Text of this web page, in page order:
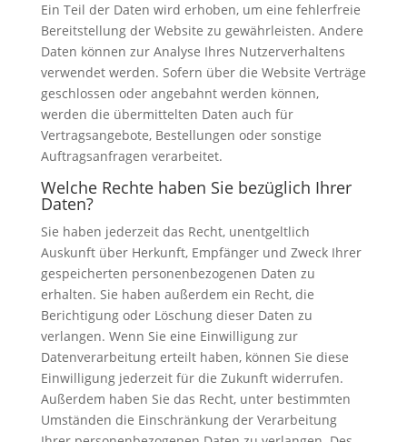
Ein Teil der Daten wird erhoben, um eine fehlerfreie
Bereitstellung der Website zu gewährleisten. Andere
Daten können zur Analyse Ihres Nutzerverhaltens
verwendet werden. Sofern über die Website Verträge
geschlossen oder angebahnt werden können,
werden die übermittelten Daten auch für
Vertragsangebote, Bestellungen oder sonstige
Auftragsanfragen verarbeitet.
Welche Rechte haben Sie bezüglich Ihrer
Daten?
Sie haben jederzeit das Recht, unentgeltlich
Auskunft über Herkunft, Empfänger und Zweck Ihrer
gespeicherten personenbezogenen Daten zu
erhalten. Sie haben außerdem ein Recht, die
Berichtigung oder Löschung dieser Daten zu
verlangen. Wenn Sie eine Einwilligung zur
Datenverarbeitung erteilt haben, können Sie diese
Einwilligung jederzeit für die Zukunft widerrufen.
Außerdem haben Sie das Recht, unter bestimmten
Umständen die Einschränkung der Verarbeitung